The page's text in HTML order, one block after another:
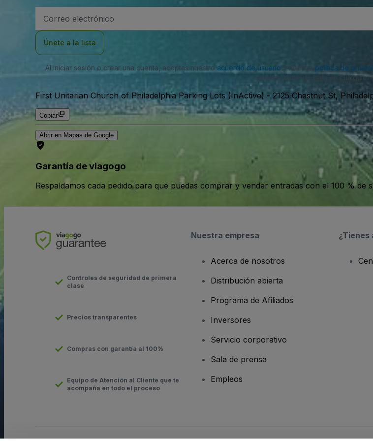
de
Únete a la lista
Al iniciar sesión o crear una cuenta, aceptas nuestro acuerdo de usuario política de
puedes darte de baja en cualquier
First Unitarian Church of Philadelphia Parking Lots (InActive) - 2125 Chestnut St,
Copiar
Abrir en Mapas de Google
Garantía de viagogo
Respaldamos cada pedido para que puedas comprar y vender entradas con el 100 % de
Controles de seguridad de primera
clase
Precios transparentes
Compras con garantía al 100%
Equipo de Atención al Cliente que te
acompaña en todo el proceso
Nuestra empresa
Acerca de nosotros
Distribución abierta
Programa de Afiliados
Inversores
Servicio corporativo
Sala de prensa
Empleos
¿Tienes